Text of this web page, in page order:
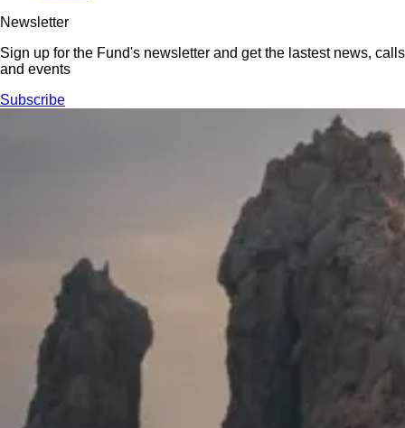
Newsletter
Sign up for the Fund's newsletter and get the lastest news, calls
and events
Subscribe